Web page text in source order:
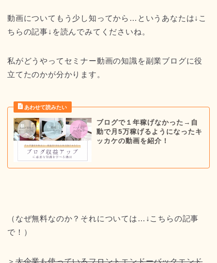
動画についてもう少し知ってから…というあなたは↓こ
ちらの記事↓を読んでみてくださいね。
私がどうやってセミナー動画の知識を副業ブログに役
立てたのかが分かります。
ブログで１年稼げなかった→自
動で月5万稼げるようになったキ
ッカケの動画を紹介！
（なぜ無料なのか？それについては…↓こちらの記事
で！）
＞大企業も使っているフロントエンドーバックエンド